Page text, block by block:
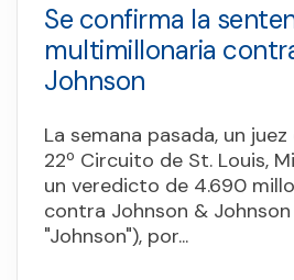
Se confirma la
multimillonaria
Johnson
La semana pasada, un
22º Circuito de St. Louis,
un veredicto de 4.690
contra Johnson &
"Johnson"), por...